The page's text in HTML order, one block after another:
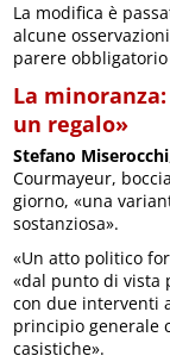
La modifica è
alcune
parere
La
un regalo»
Stefano Miserocchi
Courmayeur,
giorno, «una
sostanziosa».
«Un atto politico
«dal punto di vista
con due interventi
principio generale
casistiche».